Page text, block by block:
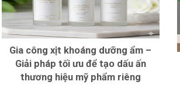
Gia công xịt khoáng dưỡng ẩm –
Giải pháp tối ưu để tạo dấu ấn
thương hiệu mỹ phẩm riêng